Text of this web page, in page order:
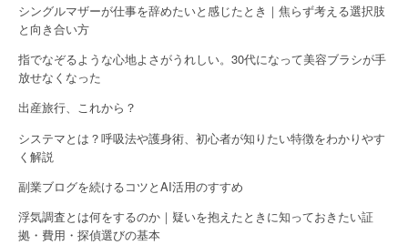
シングルマザーが仕事を辞めたいと感じたとき｜焦らず考える選択肢
と向き合い方
指でなぞるような心地よさがうれしい。30代になって美容ブラシが手
放せなくなった
出産旅行、これから？
システマとは？呼吸法や護身術、初心者が知りたい特徴をわかりやす
く解説
副業ブログを続けるコツとAI活用のすすめ
浮気調査とは何をするのか｜疑いを抱えたときに知っておきたい証
拠・費用・探偵選びの基本